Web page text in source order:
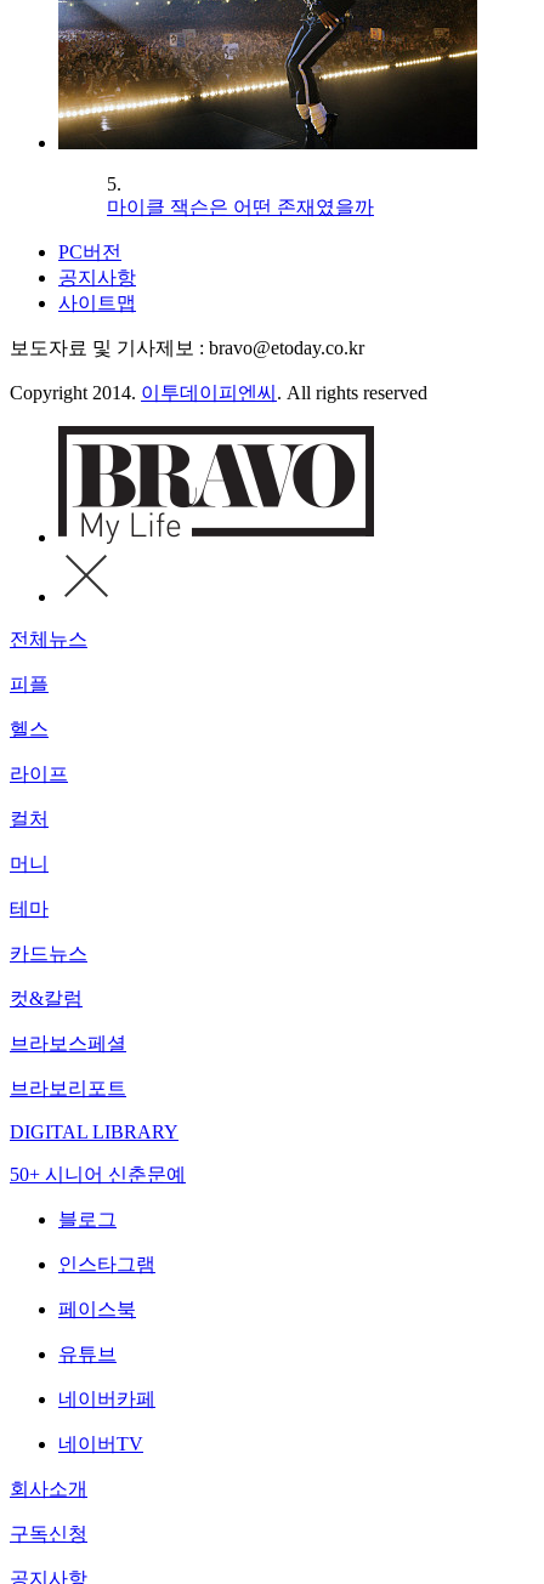
5.
마이클 잭슨은 어떤 존재였을까
PC버전
공지사항
사이트맵
보도자료 및 기사제보 : bravo@etoday.co.kr
Copyright 2014. 이투데이피엔씨 . All rights reserved
전체뉴스
피플
헬스
라이프
컬처
머니
테마
카드뉴스
컷&칼럼
브라보스페셜
브라보리포트
DIGITAL LIBRARY
50+ 시니어 신춘문예
블로그
인스타그램
페이스북
유튜브
네이버카페
네이버TV
회사소개
구독신청
공지사항